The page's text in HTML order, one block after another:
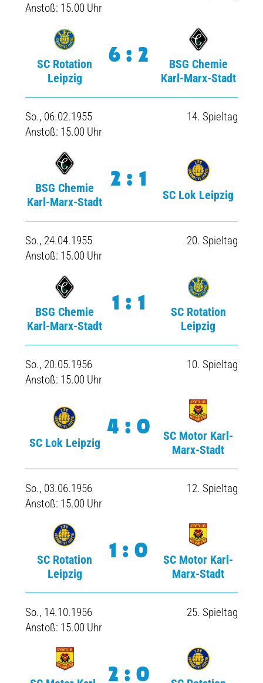
Anstoß: 15.00 Uhr
SC Rotation
Leipzig
6:2
BSG Chemie
Karl-Marx-Stadt
So., 06.02.1955
Anstoß: 15.00 Uhr
14. Spieltag
BSG Chemie
Karl-Marx-Stadt
2:1
SC Lok Leipzig
So., 24.04.1955
Anstoß: 15.00 Uhr
20. Spieltag
BSG Chemie
Karl-Marx-Stadt
1:1
SC Rotation
Leipzig
So., 20.05.1956
Anstoß: 15.00 Uhr
10. Spieltag
SC Lok Leipzig
4:0
SC Motor Karl-
Marx-Stadt
So., 03.06.1956
Anstoß: 15.00 Uhr
12. Spieltag
SC Rotation
Leipzig
1:0
SC Motor Karl-
Marx-Stadt
So., 14.10.1956
Anstoß: 15.00 Uhr
25. Spieltag
2:0